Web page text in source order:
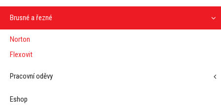
Brusné a řezné
Norton
Flexovit
Pracovní oděvy
Eshop